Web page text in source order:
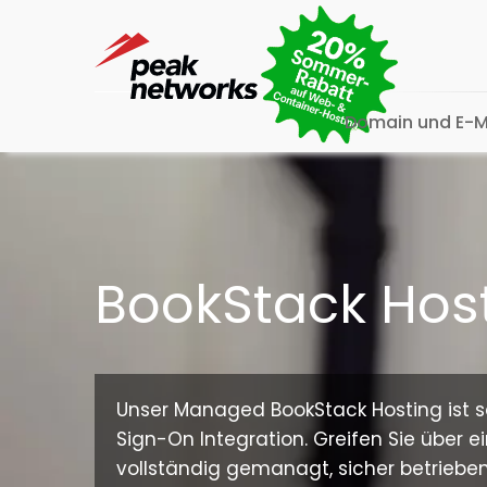
Domain und E-
BookStack
Unser Managed BookStack Hosting
Sign-On Integration. Greifen Sie über
vollständig gemanagt, sicher